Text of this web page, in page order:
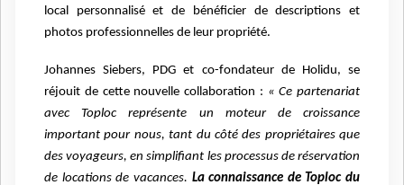
local personnalisé et de bénéficier de descriptions et
photos professionnelles de leur propriété.
Johannes Siebers, PDG et co-fondateur de Holidu, se
réjouit de cette nouvelle collaboration : « Ce partenariat
avec Toploc représente un moteur de croissance
important pour nous, tant du côté des propriétaires que
des voyageurs, en simplifiant les processus de réservation
de locations de vacances. La connaissance de Toploc du